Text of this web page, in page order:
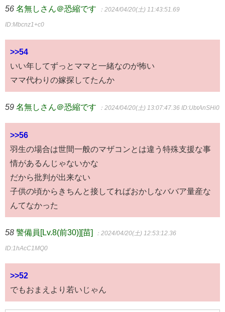
56 名無しさん＠恐縮です ：2024/04/20(土) 11:43:51.69
ID:Mbcnz1+c0
>>54
いい年してずっとママと一緒なのが怖い
ママ代わりの嫁探してたんか
59 名無しさん＠恐縮です ：2024/04/20(土) 13:07:47.36 ID:UbtAnSHi0
>>56
羽生の場合は世間一般のマザコンとは違う特殊支援な事
情があるんじゃないかな
だから批判が出来ない
子供の頃からきちんと接してればおかしなババア量産な
んてなかった
58 警備員[Lv.8(前30)][苗] ：2024/04/20(土) 12:53:12.36
ID:1hAcC1MQ0
>>52
でもおまえより若いじゃん